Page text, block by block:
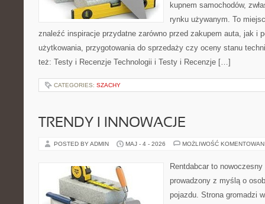
kupnem samochodów,
rynku używanym. To
znaleźć inspiracje przydatne zarówno przed zakupem auta, jak i
użytkowania, przygotowania do sprzedaży czy oceny stanu
też: Testy i Recenzje Technologii i Testy i Recenzje […]
CATEGORIES: SZACHY
TRENDY I INNOWACJE
POSTED BY ADMIN MAJ - 4 - 2026 MOŻLIWOŚĆ
Rentdabcar to
prowadzony z myślą o
pojazdu. Strona gromadzi